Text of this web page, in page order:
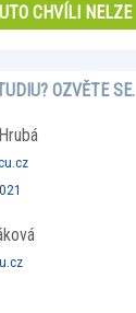
CHVÍLI NELZE
OZVĚTE SE.